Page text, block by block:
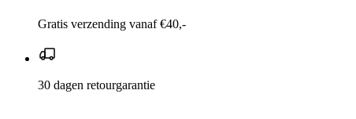
Gratis verzending vanaf €40,-
30 dagen retourgarantie